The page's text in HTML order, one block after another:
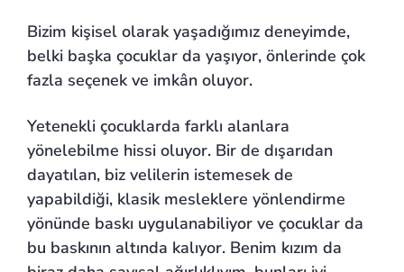
Bizim kişisel olarak yaşadığımız deneyimde,
belki başka çocuklar da yaşıyor, önlerinde çok
fazla seçenek ve imkân oluyor.
Yetenekli çocuklarda farklı alanlara
yönelebilme hissi oluyor. Bir de dışarıdan
dayatılan, biz velilerin istemesek de
yapabildiği, klasik mesleklere yönlendirme
yönünde baskı uygulanabiliyor ve çocuklar da
bu baskının altında kalıyor. Benim kızım da